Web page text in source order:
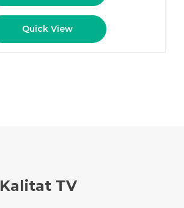
Quick View
Kalitat TV